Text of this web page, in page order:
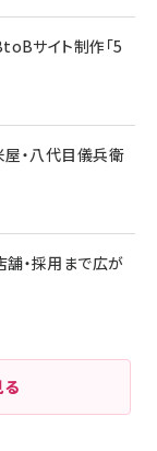
サイト制作「5
・八代目儀兵衛
舗・採用まで広が